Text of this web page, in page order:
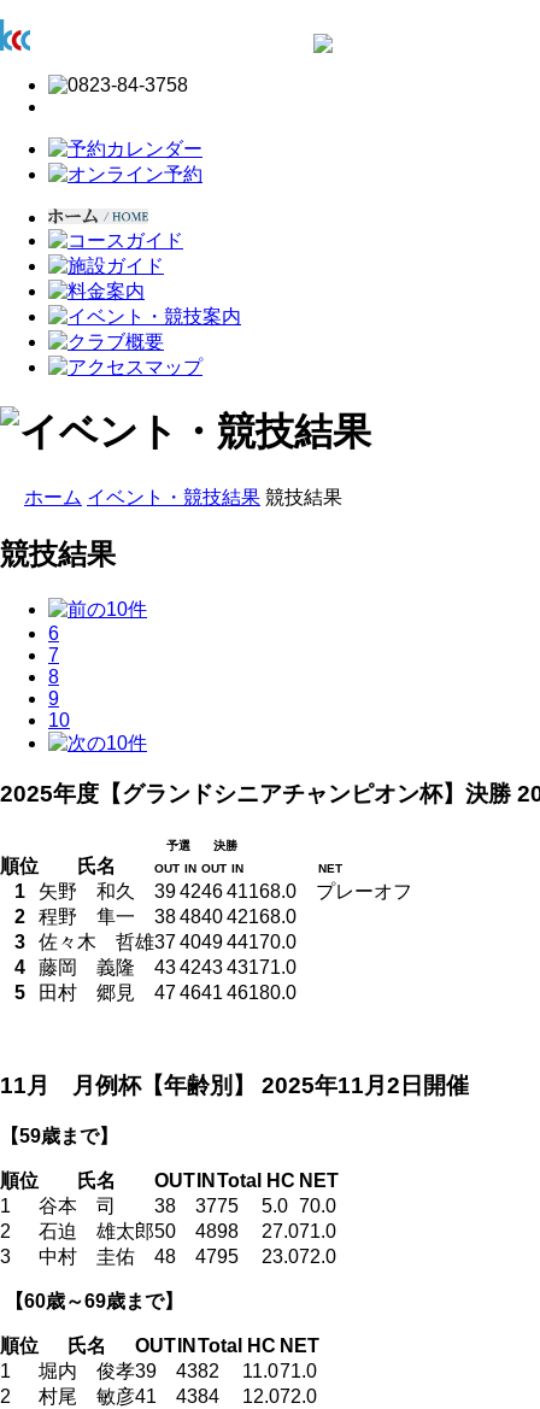
ホーム イベント・競技結果 競技結果
競技結果
6
7
8
9
10
2025年度【グランドシニアチャンピオン杯】決勝
予選 決勝
順位 氏名 OUT IN OUT IN NET
1 矢野 和久 39424641168.0 プレーオフ
2
程野 隼一 38484042168.0
3
佐々木 哲雄37404944170.0
4
藤岡 義隆 43424343171.0
5
田村 郷見 474641 46180.0
11月 月例杯【年齢別】 2025年11月2日開催
【59歳まで】
順位 氏名 OUT IN Total HC NET
1
谷本 司 38 3775 5.0 70.0
2
石迫 雄太郎50 4898 27.071.0
3
中村 圭佑 48 4795 23.072.0
【60歳～69歳まで】
順位 氏名 OUT IN Total HC NET
1
堀内 俊孝39 4382 11.071.0
2
村尾 敏彦41 4384 12.072.0